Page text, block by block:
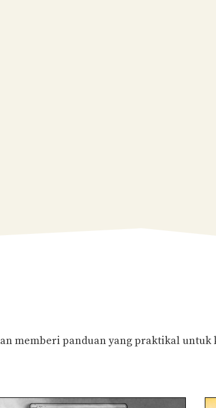
memberi panduan yang praktikal untuk